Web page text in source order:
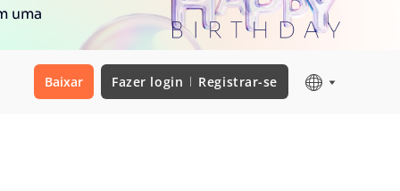
uma
Baixar Fazer login Registrar-se